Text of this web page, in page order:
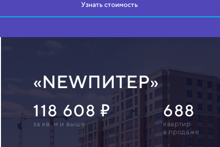
Узнать стоимость
«NEWПИТЕР»
118 608
за кв. м и выше
688
квартир
в продаже